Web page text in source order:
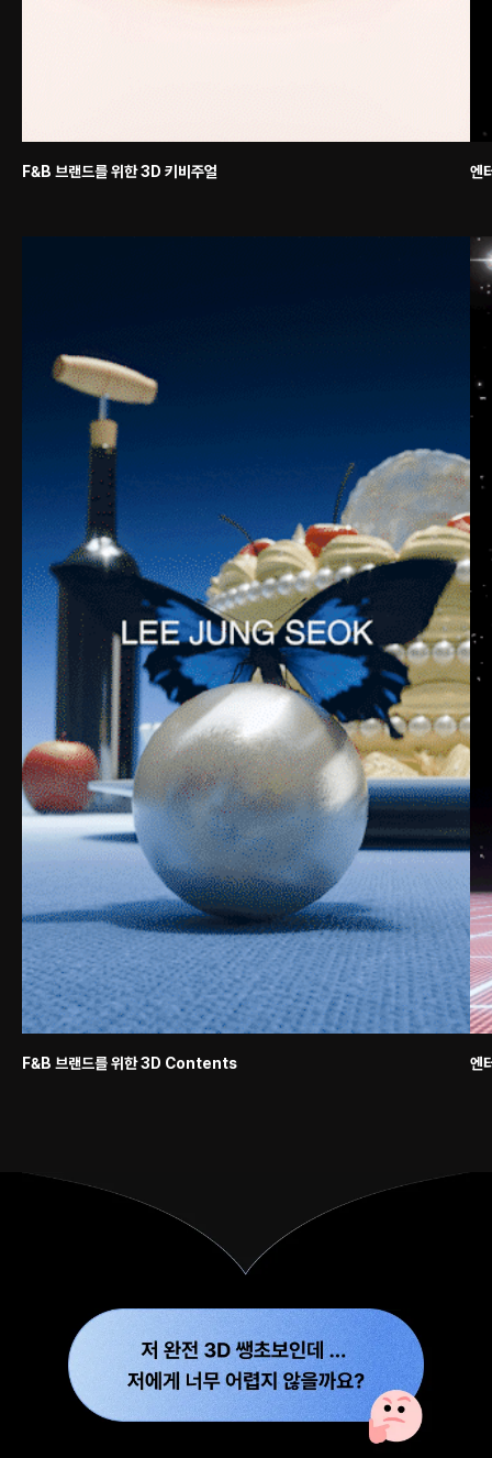
F&B 브랜드를 위한 3D 키비주얼 엔
F&B 브랜드를 위한 3D Contents 엔